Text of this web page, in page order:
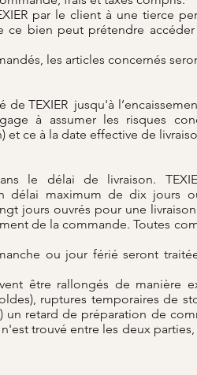
par le client à une tierce
ce bien peut prétendre
les articles concernés
TEXIER jusqu'à
à assumer les risques
ce à la date effective de
le délai de livraison.
délai maximum de dix jours
jours ouvrés pour une
de la commande. Toutes
ou jour férié seront
être rallongés de manière
ruptures temporaires de
retard de préparation de
trouvé entre les deux